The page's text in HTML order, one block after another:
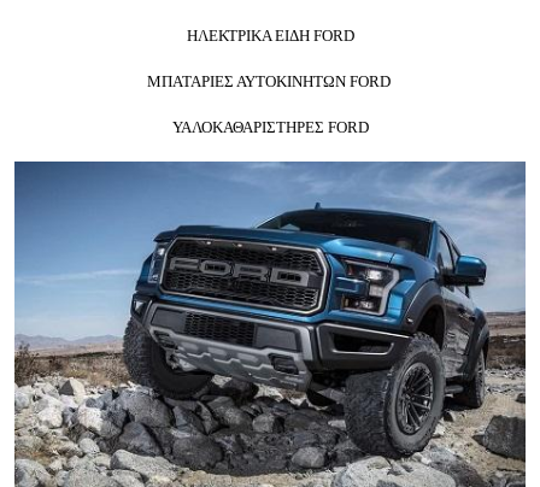
ΗΛΕΚΤΡΙΚΑ ΕΙΔΗ FORD
ΜΠΑΤΑΡΙΕΣ ΑΥΤΟΚΙΝΗΤΩΝ FORD
ΥΑΛΟΚΑΘΑΡΙΣΤΗΡΕΣ FORD